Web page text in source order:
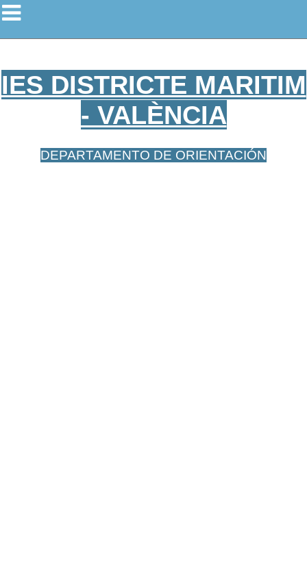
IES DISTRICTE MARITIM
- VALÈNCIA
DEPARTAMENTO DE ORIENTACIÓN